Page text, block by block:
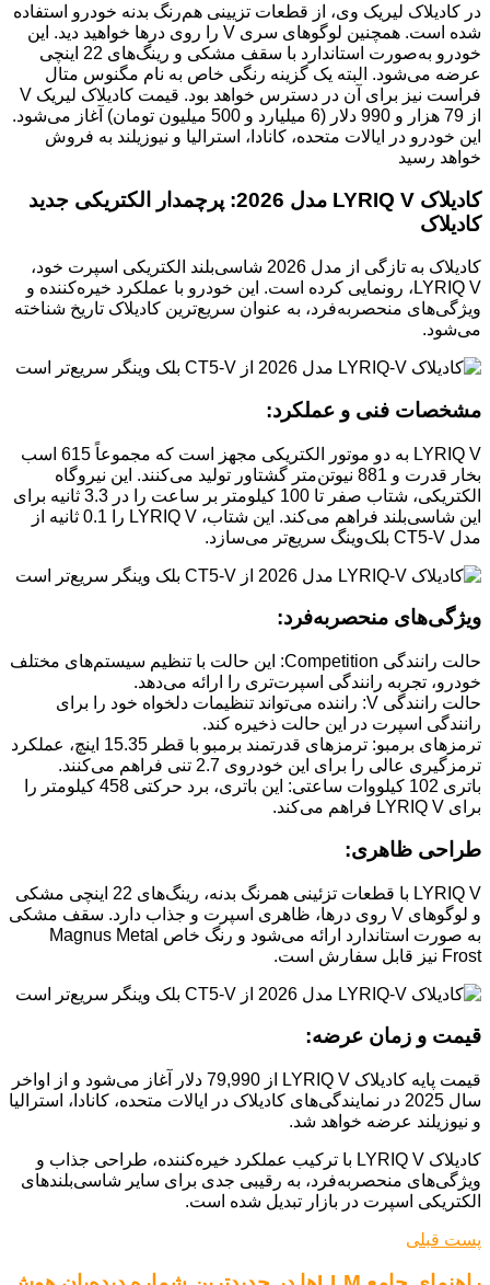
در کادیلاک لیریک وی، از قطعات تزیینی هم‌رنگ بدنه خودرو استفاده
شده است. همچنین لوگوهای سری V را روی درها خواهید دید. این
خودرو به‌صورت استاندارد با سقف مشکی و رینگ‌های 22 اینچی
عرضه می‌شود. البته یک گزینه رنگی خاص به نام مگنوس متال
فراست نیز برای آن در دسترس خواهد بود. قیمت کادیلاک لیریک V
از 79 هزار و 990 دلار (6 میلیارد و 500 میلیون تومان) آغاز می‌شود.
این خودرو در ایالات‌ متحده، کانادا، استرالیا و نیوزیلند به فروش
خواهد رسید
کادیلاک LYRIQ V مدل 2026: پرچمدار الکتریکی جدید
کادیلاک
کادیلاک به تازگی از مدل 2026 شاسی‌بلند الکتریکی اسپرت خود،
LYRIQ V، رونمایی کرده است. این خودرو با عملکرد خیره‌کننده و
ویژگی‌های منحصربه‌فرد، به عنوان سریع‌ترین کادیلاک تاریخ شناخته
می‌شود.
مشخصات فنی و عملکرد:
LYRIQ V به دو موتور الکتریکی مجهز است که مجموعاً 615 اسب
بخار قدرت و 881 نیوتن‌متر گشتاور تولید می‌کنند. این نیروگاه
الکتریکی، شتاب صفر تا 100 کیلومتر بر ساعت را در 3.3 ثانیه برای
این شاسی‌بلند فراهم می‌کند. این شتاب، LYRIQ V را 0.1 ثانیه از
مدل CT5-V بلک‌وینگ سریع‌تر می‌سازد.
ویژگی‌های منحصربه‌فرد:
حالت رانندگی Competition: این حالت با تنظیم سیستم‌های مختلف
خودرو، تجربه رانندگی اسپرت‌تری را ارائه می‌دهد.
حالت رانندگی V: راننده می‌تواند تنظیمات دلخواه خود را برای
رانندگی اسپرت در این حالت ذخیره کند.
ترمزهای برمبو: ترمزهای قدرتمند برمبو با قطر 15.35 اینچ، عملکرد
ترمزگیری عالی را برای این خودروی 2.7 تنی فراهم می‌کنند.
باتری 102 کیلووات ساعتی: این باتری، برد حرکتی 458 کیلومتر را
برای LYRIQ V فراهم می‌کند.
طراحی ظاهری:
LYRIQ V با قطعات تزئینی همرنگ بدنه، رینگ‌های 22 اینچی مشکی
و لوگوهای V روی درها، ظاهری اسپرت و جذاب دارد. سقف مشکی
به صورت استاندارد ارائه می‌شود و رنگ خاص Magnus Metal
Frost نیز قابل سفارش است.
قیمت و زمان عرضه:
قیمت پایه کادیلاک LYRIQ V از 79,990 دلار آغاز می‌شود و از اواخر
سال 2025 در نمایندگی‌های کادیلاک در ایالات متحده، کانادا، استرالیا
و نیوزیلند عرضه خواهد شد.
کادیلاک LYRIQ V با ترکیب عملکرد خیره‌کننده، طراحی جذاب و
ویژگی‌های منحصربه‌فرد، به رقیبی جدی برای سایر شاسی‌بلندهای
الکتریکی اسپرت در بازار تبدیل شده است.
پست قبلی